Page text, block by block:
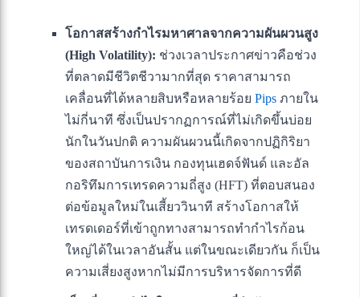
โอกาสสร้างกำไรมหาศาลจากความผันผวนสูง
(High Volatility): ช่วงเวลาประกาศข่าวคือช่วง
ที่ตลาดมีชีวิตชีวามากที่สุด ราคาสามารถ
เคลื่อนที่ได้หลายสิบหรือหลายร้อย Pips ภายใน
ไม่กี่นาที ซึ่งเป็นปรากฏการณ์ที่ไม่เกิดขึ้นบ่อย
นักในวันปกติ ความผันผวนนี้เกิดจากปฏิกิริยา
ของสถาบันการเงิน กองทุนเฮดจ์ฟันด์ และอัล
กอริทึมการเทรดความถี่สูง (HFT) ที่ตอบสนอง
ต่อข้อมูลใหม่ในเสี้ยววินาที สร้างโอกาสให้
เทรดเดอร์ที่เข้าถูกทางสามารถทำกำไรก้อน
ใหญ่ได้ในเวลาอันสั้น แต่ในขณะเดียวกัน ก็เป็น
ความเสี่ยงสูงหากไม่มีการบริหารจัดการที่ดี